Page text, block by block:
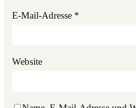
E-Mail-Adresse *
Website